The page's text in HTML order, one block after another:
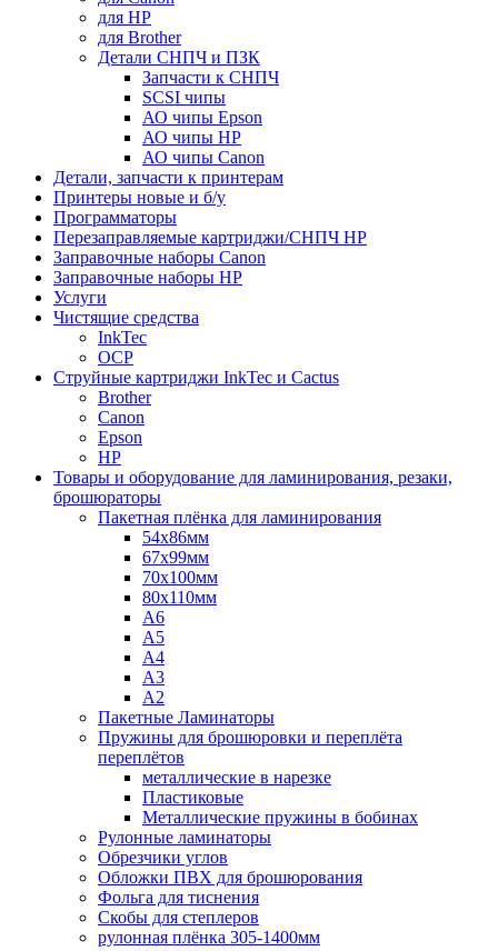
для HP
для Brother
Детали СНПЧ и ПЗК
Запчасти к СНПЧ
SCSI чипы
АО чипы Epson
АО чипы HP
АО чипы Canon
Детали, запчасти к принтерам
Принтеры новые и б/у
Программаторы
Перезаправляемые картриджи/СНПЧ HP
Заправочные наборы Canon
Заправочные наборы HP
Услуги
Чистящие средства
InkTec
OCP
Струйные картриджи InkTec и Cactus
Brother
Canon
Epson
HP
Товары и оборудование для ламинирования, резаки,
брошюраторы
Пакетная плёнка для ламинирования
54x86мм
67x99мм
70х100мм
80x110мм
A6
A5
A4
A3
A2
Пакетные Ламинаторы
Пружины для брошюровки и переплёта
переплётов
металлические в нарезке
Пластиковые
Металлические пружины в бобинах
Рулонные ламинаторы
Обрезчики углов
Обложки ПВХ для брошюрования
Фольга для тиснения
Скобы для степлеров
рулонная плёнка 305-1400мм